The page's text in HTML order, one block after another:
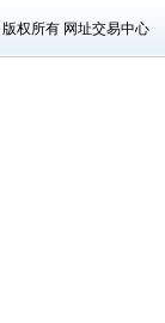
版权所有 网址交易中心